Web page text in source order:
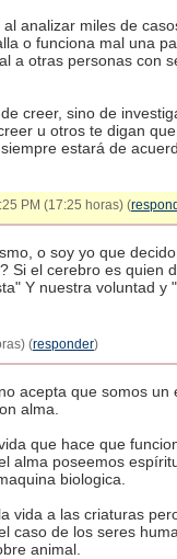
analizar miles de
o funciona mal una
a otras personas con
creer, sino de
u otros te digan
estará de
PM (17:25 horas) (
o soy yo que
Si el cerebro es quien
Y nuestra voluntad y
(responder)
acepta que somos un
alma.
que hace que
alma poseemos
biologica.
vida a las criaturas
caso de los seres
animal.